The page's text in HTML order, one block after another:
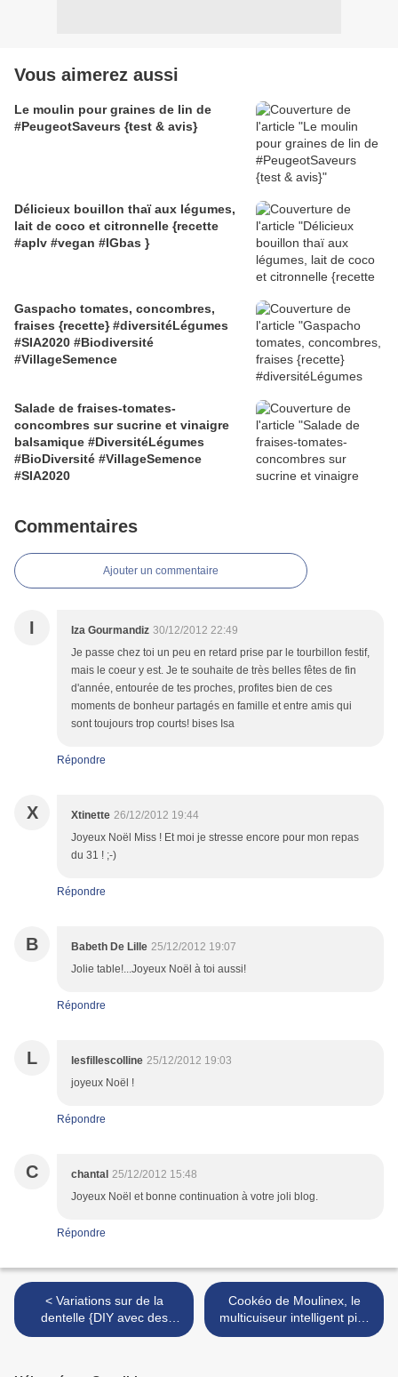
Vous aimerez aussi
Le moulin pour graines de lin de
#PeugeotSaveurs {test & avis}
Délicieux bouillon thaï aux légumes,
lait de coco et citronnelle {recette
#aplv #vegan #IGbas }
Gaspacho tomates, concombres,
fraises {recette} #diversitéLégumes
#SIA2020 #Biodiversité
#VillageSemence
Salade de fraises-tomates-
concombres sur sucrine et vinaigre
balsamique #DiversitéLégumes
#BioDiversité #VillageSemence
#SIA2020
Commentaires
Ajouter un commentaire
I Iza Gourmandiz 30/12/2012 22:49
Je passe chez toi un peu en retard prise par le tourbillon festif,
mais le coeur y est. Je te souhaite de très belles fêtes de fin
d'année, entourée de tes proches, profites bien de ces
moments de bonheur partagés en famille et entre amis qui
sont toujours trop courts! bises Isa
Répondre
X Xtinette 26/12/2012 19:44
Joyeux Noël Miss ! Et moi je stresse encore pour mon repas
du 31 ! ;-)
Répondre
B Babeth De Lille 25/12/2012 19:07
Jolie table!...Joyeux Noël à toi aussi!
Répondre
L lesfillescolline 25/12/2012 19:03
joyeux Noël !
Répondre
C chantal 25/12/2012 15:48
Joyeux Noël et bonne continuation à votre joli blog.
Répondre
< Variations sur de la
dentelle {DIY avec des
napperons pour faire des
Cookéo de Moulinex, le
multicuiseur intelligent pire
que bien ! {tested for you}